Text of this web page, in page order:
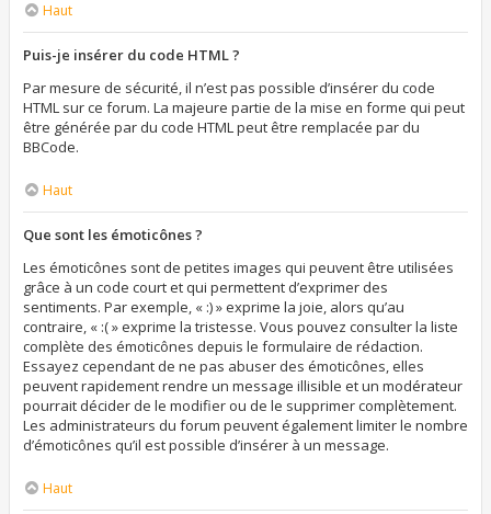
Haut
Puis-je insérer du code HTML ?
Par mesure de sécurité, il n’est pas possible d’insérer du code
HTML sur ce forum. La majeure partie de la mise en forme qui peut
être générée par du code HTML peut être remplacée par du
BBCode.
Haut
Que sont les émoticônes ?
Les émoticônes sont de petites images qui peuvent être utilisées
grâce à un code court et qui permettent d’exprimer des
sentiments. Par exemple, « :) » exprime la joie, alors qu’au
contraire, « :( » exprime la tristesse. Vous pouvez consulter la liste
complète des émoticônes depuis le formulaire de rédaction.
Essayez cependant de ne pas abuser des émoticônes, elles
peuvent rapidement rendre un message illisible et un modérateur
pourrait décider de le modifier ou de le supprimer complètement.
Les administrateurs du forum peuvent également limiter le nombre
d’émoticônes qu’il est possible d’insérer à un message.
Haut